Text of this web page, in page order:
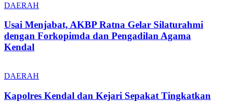
DAERAH
Usai Menjabat, AKBP Ratna Gelar Silaturahmi
dengan Forkopimda dan Pengadilan Agama
Kendal
DAERAH
Kapolres Kendal dan Kejari Sepakat Tingkatkan